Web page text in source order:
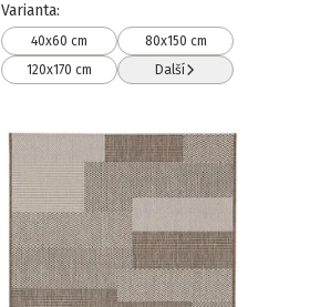
Varianta:
40x60 cm
80x150 cm
120x170 cm
Další